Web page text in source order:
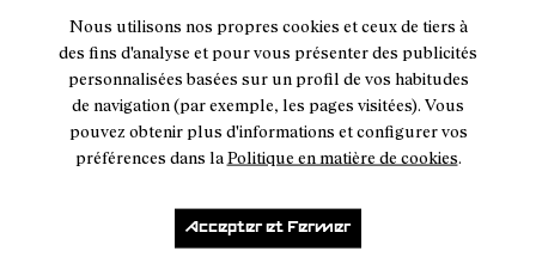
Nous utilisons nos propres cookies et ceux de tiers à
des fins d'analyse et pour vous présenter des publicités
personnalisées basées sur un profil de vos habitudes
de navigation (par exemple, les pages visitées). Vous
pouvez obtenir plus d'informations et configurer vos
préférences dans laPolitique en matière de cookies
Accepter et Fermer
"Il est nécessaire de trouver un nouveau
moyen de penser et d’agir vis-à-vis de notre
environnement dans le cadre de nos activités